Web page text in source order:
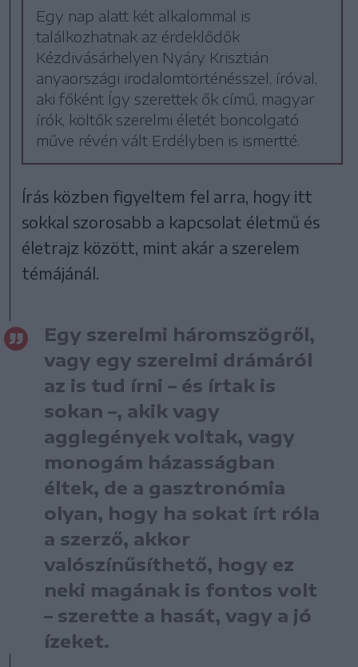
Egy nap alatt két alkalommal is
találkozhatnak az érdeklődők
Kézdivásárhelyen Nyáry Krisztián
anyaországi irodalomtörténésszel, íróval,
aki főként Így szerettek ők című, magyar
írók, költők szerelmi életét boncolgató
műve révén vált Erdélyben is ismertté.
Írás közben figyeltem fel arra, hogy itt
sokkal szorosabb a kapcsolat életmű és
életrajz között, mint akár a szerelem
témájánál.
Egy szerelmi háromszögről,
vagy egy szerelmi drámáról
az is tud írni – és írtak is
sokan –, akik vagy
agglegények voltak, vagy
monogám házasságban
éltek, de a gasztronómia
olyan, hogy ha sokat írt róla
a szerző, akkor
valószínűsíthető, hogy ez
neki magának is fontos volt
– szerette a hasát, vagy a jó
ízeket.